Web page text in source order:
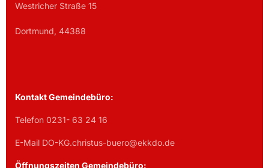
Westricher Straße 15
Dortmund, 44388
Kontakt Gemeindebüro:
Telefon 0231- 63 24 16
E-Mail DO-KG.christus-buero@ekkdo.de
Öffnungszeiten Gemeindebüro: